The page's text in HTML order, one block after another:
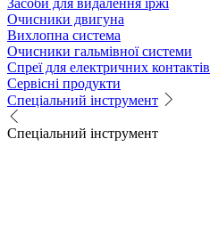
Очисники двигуна
Вихлопна система
Очисники гальмівної системи
Спреї для електричних контактів
Сервісні продукти
Спеціальний інструмент
Спеціальний інструмент